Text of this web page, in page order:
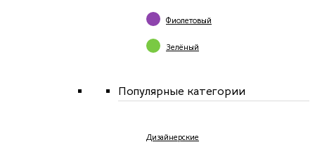
Фиолетовый
Зелёный
Популярные категории
Дизайнерские